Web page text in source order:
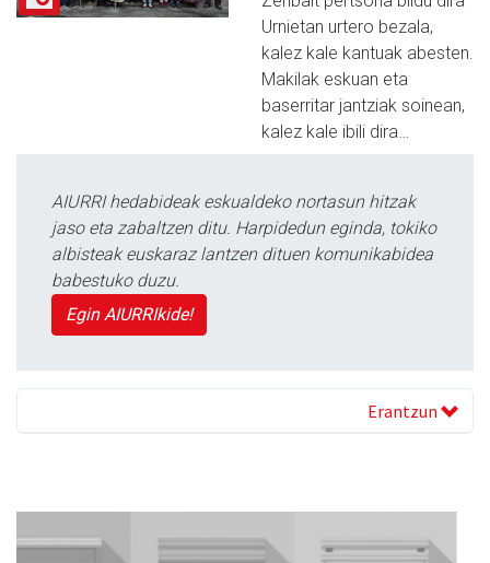
Urnietan urtero bezala,
kalez kale kantuak abesten.
Makilak eskuan eta
baserritar jantziak soinean,
kalez kale ibili dira…
AIURRI hedabideak eskualdeko nortasun hitzak
jaso eta zabaltzen ditu. Harpidedun eginda, tokiko
albisteak euskaraz lantzen dituen komunikabidea
babestuko duzu.
Egin AIURRIkide!
Erantzun